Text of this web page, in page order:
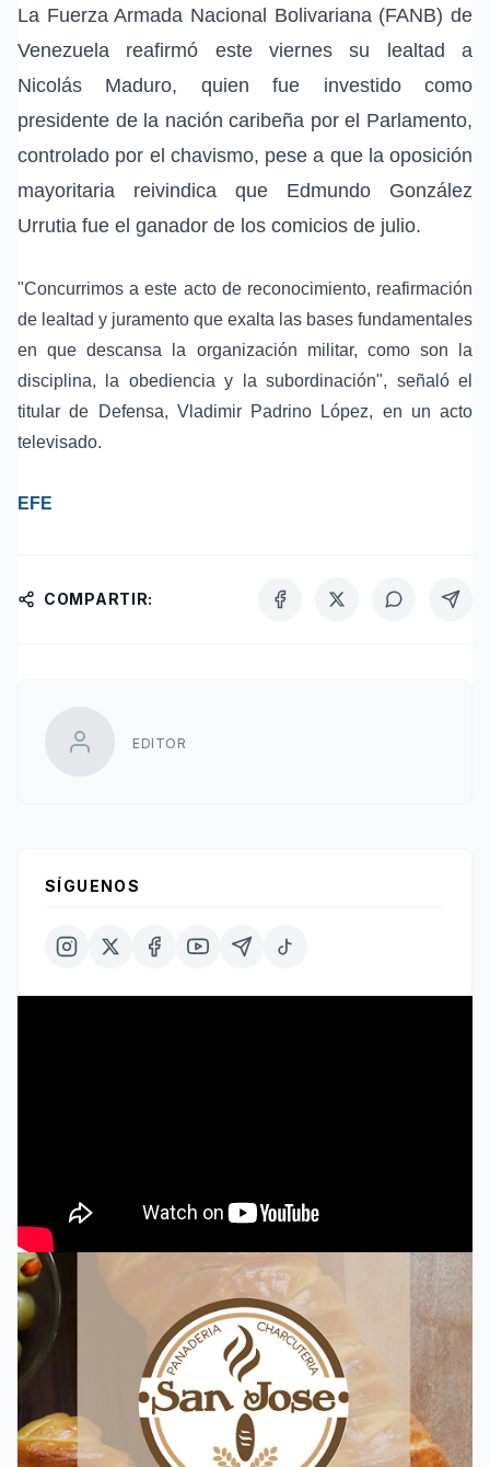
La Fuerza Armada Nacional Bolivariana (FANB) de
Venezuela reafirmó este viernes su lealtad a
Nicolás Maduro, quien fue investido como
presidente de la nación caribeña por el Parlamento,
controlado por el chavismo, pese a que la oposición
mayoritaria reivindica que Edmundo González
Urrutia fue el ganador de los comicios de julio.
"Concurrimos a este acto de reconocimiento, reafirmación
de lealtad y juramento que exalta las bases fundamentales
en que descansa la organización militar, como son la
disciplina, la obediencia y la subordinación", señaló el
titular de Defensa, Vladimir Padrino López, en un acto
televisado.
EFE
COMPARTIR:
EDITOR
SÍGUENOS